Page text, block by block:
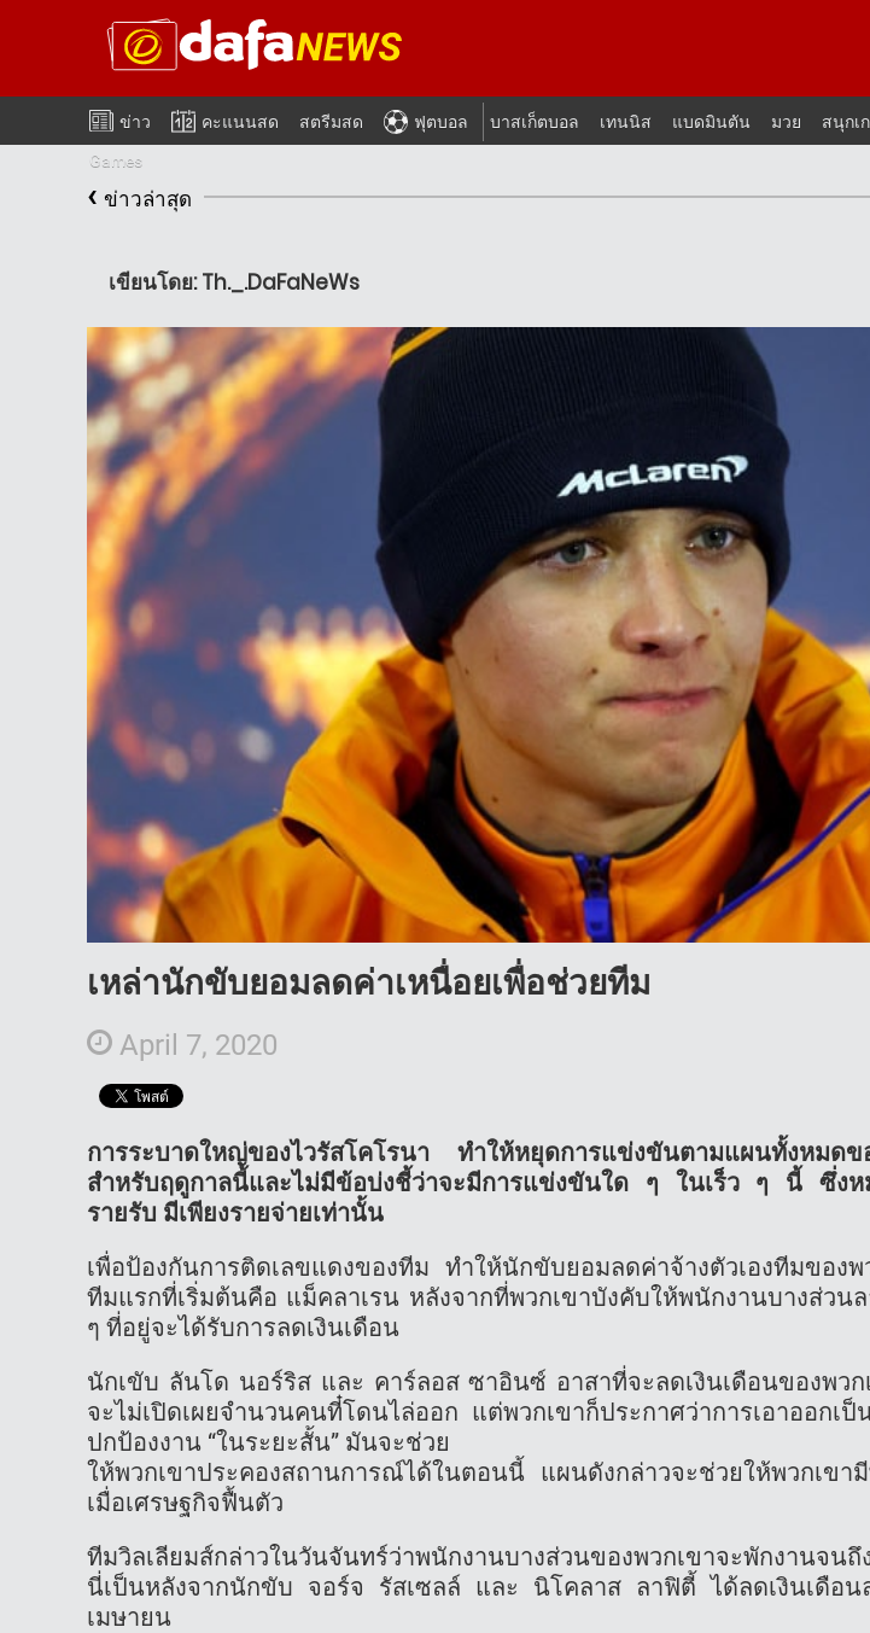
ข่าว คะแนนสด สตรีมสด ฟุตบอล บาสเก็ตบอล เทนนิส แบดมินตัน มวย สนุกเ
Games
‹ ข่าวล่าสุด
เขียนโดย: Th._.DaFaNeWs
เหล่านักขับยอมลดค่าเหนื่อยเพื่อช่วยทีม
April 7, 2020
การระบาดใหญ่ของไวรัสโคโรนา ทำให้หยุดการแข่งขันตามแผนทั้งหมด
สำหรับฤดูกาลนี้และไม่มีข้อบ่งชี้ว่าจะมีการแข่งขันใด ๆ ในเร็ว ๆ นี้ ซึ่งห
รายรับ มีเพียงรายจ่ายเท่านั้น
เพื่อป้องกันการติดเลขแดงของทีม ทำให้นักขับยอมลดค่าจ้างตัวเองทีมของพ
ทีมแรกที่เริ่มต้นคือ แม็คลาเรน หลังจากที่พวกเขาบังคับให้พนักงานบางส่ว
ๆ ที่อยู่จะได้รับการลดเงินเดือน
นักเขับ ลันโด นอร์ริส และ คาร์ลอส ซาอินซ์ อาสาที่จะลดเงินเดือนของพว
จะไม่เปิดเผยจำนวนคนที๋โดนไล่ออก แต่พวกเขาก็ประกาศว่าการเอาออกเ
ปกป้องงาน “ในระยะสั้น” มันจะช่วย
ให้พวกเขาประคองสถานการณ์ได้ในตอนนี้ แผนดังกล่าวจะช่วยให้พวกเขา
เมื่อเศรษฐกิจฟื้นตัว
ทีมวิลเลียมส์กล่าวในวันจันทร์ว่าพนักงานบางส่วนของพวกเขาจะพักงานจน
นี่เป็นหลังจากนักขับ จอร์จ รัสเซลล์ และ นิโคลาส ลาฟิตี้ ได้ลดเงินเดือ
เมษายน